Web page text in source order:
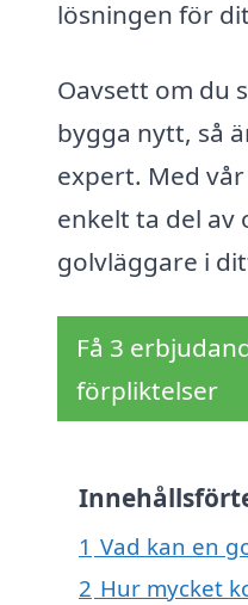
lösningen för
Oavsett om du
bygga nytt, så
expert. Med
enkelt ta del
golvläggare i
Få 3
förpliktelser
1 Vad kan en
2 Hur mycket